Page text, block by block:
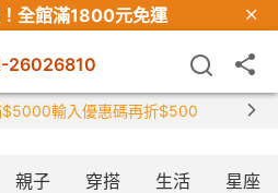
全館滿1800元免運
26026810
$5000輸入優惠碼再折$500
親子 穿搭 生活 星座